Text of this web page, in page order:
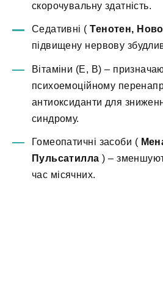
скорочувальну здатність.
Седативні (Тенотен,
підвищену нервову
Вітаміни (Е, В) –
психоемоційному
антиоксиданти для
синдрому.
Гомеопатичні засоби (
Пульсатилла ) –
час місячних.